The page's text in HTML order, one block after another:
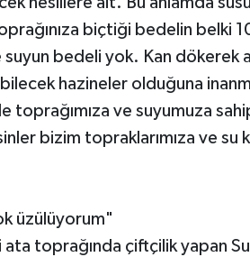
biçtiği bedelin belki
bedeli yok. Kan dökerek
hazineler olduğuna
toprağımıza ve suyumuza
bizim topraklarımıza ve su
üzülüyorum"
toprağında çiftçilik yapan